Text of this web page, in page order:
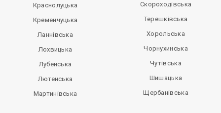
Краснолуцька
Кременчуцька
Ланнівська
Лохвицька
Лубенська
Лютенська
Мартинівська
Скороходівська
Терешківська
Хорольська
Чорнухинська
Чутівська
Шишацька
Щербанівська